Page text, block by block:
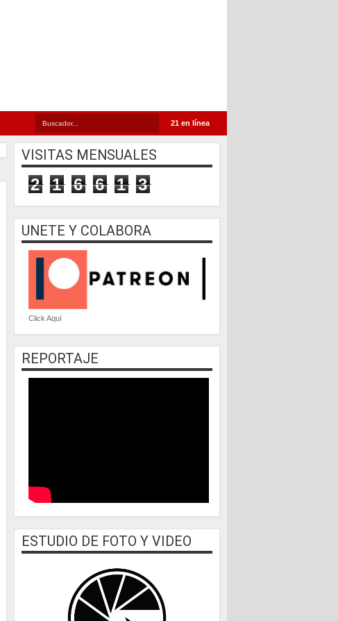
21 en línea
VISITAS MENSUALES
2 1 6 6 1 3
UNETE Y COLABORA
Click Aquí
REPORTAJE
ESTUDIO DE FOTO Y VIDEO